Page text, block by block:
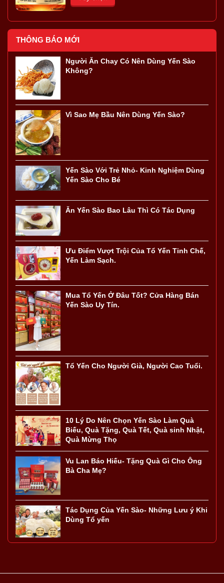
THÔNG BÁO MỚI
Người Ăn Chay Có Nên Dùng Yến Sào
Không?
Vì Sao Mẹ Bầu Nên Dùng Yến Sào?
Yến Sào Với Trẻ Nhỏ- Kinh Nghiệm Dùng
Yến Sào Cho Bé
Ăn Yến Sào Bao Lâu Thì Có Tác Dụng
Ưu Điểm Vượt Trội Của Tổ Yến Tinh Chế,
Yến Làm Sạch.
Mua Tổ Yến Ở Đâu Tốt? Cửa Hàng Bán
Yến Sào Uy Tín.
Tổ Yến Cho Người Già, Người Cao Tuổi.
10 Lý Do Nên Chọn Yến Sào Làm Quà
Biếu, Quà Tặng, Quà Tết, Quà sinh Nhật,
Quà Mừng Thọ
Vu Lan Báo Hiếu- Tặng Quà Gì Cho Ông
Bà Cha Mẹ?
Tác Dụng Của Yến Sào- Những Lưu ý Khi
Dùng Tổ yến